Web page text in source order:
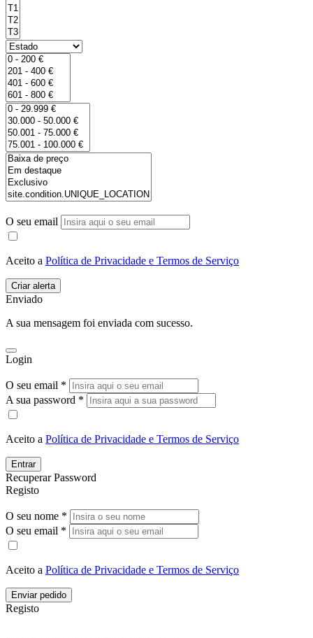
O seu email
Aceito a Política de Privacidade e Termos de Serviço
Enviado
A sua mensagem foi enviada com sucesso.
Login
O seu email *
A sua password *
Aceito a Política de Privacidade e Termos de Serviço
Entrar
Recuperar Password
Registo
O seu nome *
O seu email *
Aceito a Política de Privacidade e Termos de Serviço
Enviar pedido
Registo